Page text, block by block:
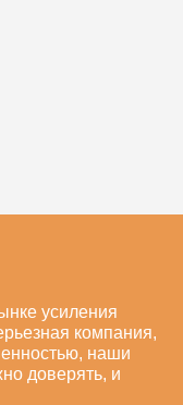
усиления
компания,
наши
доверять, и